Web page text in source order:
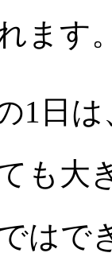
ます
1日
も大
はで